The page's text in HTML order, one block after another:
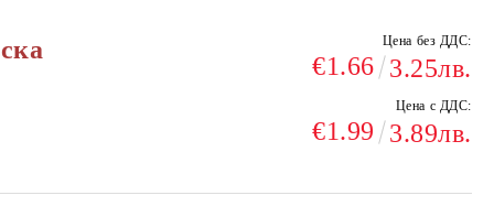
Цена без ДДС:
€1.66 3.25лв.
Цена с ДДС:
€1.99 3.89лв.